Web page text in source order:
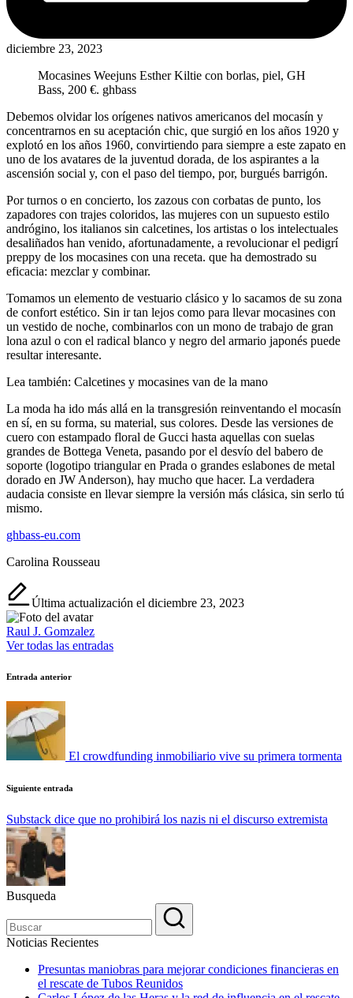
diciembre 23, 2023
Mocasines Weejuns Esther Kiltie con borlas, piel, GH
Bass, 200 €. ghbass
Debemos olvidar los orígenes nativos americanos del mocasín y
concentrarnos en su aceptación chic, que surgió en los años 1920 y
explotó en los años 1960, convirtiendo para siempre a este zapato en
uno de los avatares de la juventud dorada, de los aspirantes a la
ascensión social y, con el paso del tiempo, por, burgués barrigón.
Por turnos o en concierto, los zazous con corbatas de punto, los
zapadores con trajes coloridos, las mujeres con un supuesto estilo
andrógino, los italianos sin calcetines, los artistas o los intelectuales
desaliñados han venido, afortunadamente, a revolucionar el pedigrí
preppy de los mocasines con una receta. que ha demostrado su
eficacia: mezclar y combinar.
Tomamos un elemento de vestuario clásico y lo sacamos de su zona
de confort estético. Sin ir tan lejos como para llevar mocasines con
un vestido de noche, combinarlos con un mono de trabajo de gran
lona azul o con el radical blanco y negro del armario japonés puede
resultar interesante.
Lea también: Calcetines y mocasines van de la mano
La moda ha ido más allá en la transgresión reinventando el mocasín
en sí, en su forma, su material, sus colores. Desde las versiones de
cuero con estampado floral de Gucci hasta aquellas con suelas
grandes de Bottega Veneta, pasando por el desvío del babero de
soporte (logotipo triangular en Prada o grandes eslabones de metal
dorado en JW Anderson), hay mucho que hacer. La verdadera
audacia consiste en llevar siempre la versión más clásica, sin serlo tú
mismo.
ghbass-eu.com
Carolina Rousseau
Última actualización el diciembre 23, 2023
Raul J. Gomzalez
Ver todas las entradas
Navegación
de
entradas
Entrada anterior
El crowdfunding inmobiliario vive su primera tormenta
Siguiente entrada
Substack dice que no prohibirá los nazis ni el discurso extremista
Busqueda
Noticias Recientes
Presuntas maniobras para mejorar condiciones financieras en
el rescate de Tubos Reunidos